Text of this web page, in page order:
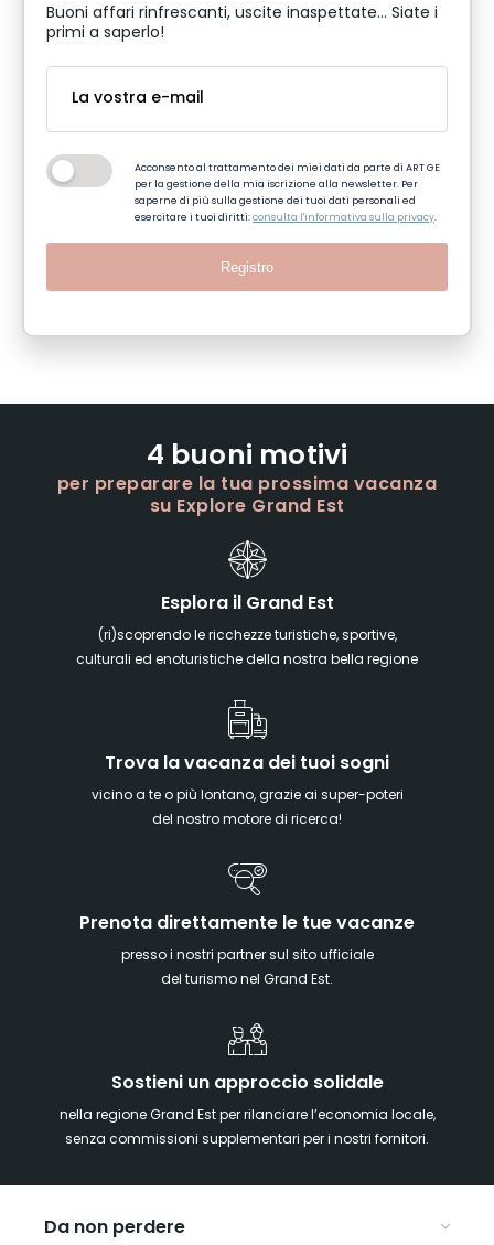
Buoni affari rinfrescanti, uscite inaspettate... Siate i
primi a saperlo!
Acconsento al trattamento dei miei dati da parte di ART GE
per la gestione della mia iscrizione alla newsletter. Per
saperne di più sulla gestione dei tuoi dati personali ed
esercitare i tuoi diritti:consulta l'informativa sulla privacy.
Registro
4 buoni motivi
per preparare la tua prossima vacanza
su Explore Grand Est
Esplora il Grand Est
(ri)scoprendo le ricchezze turistiche, sportive,
culturali ed enoturistiche della nostra bella regione
Trova la vacanza dei tuoi sogni
vicino a te o più lontano, grazie ai super-poteri
del nostro motore di ricerca!
Prenota direttamente le tue vacanze
presso i nostri partner sul sito ufficiale
del turismo nel Grand Est.
Sostieni un approccio solidale
nella regione Grand Est per rilanciare l’economia locale,
senza commissioni supplementari per i nostri fornitori.
Da non perdere